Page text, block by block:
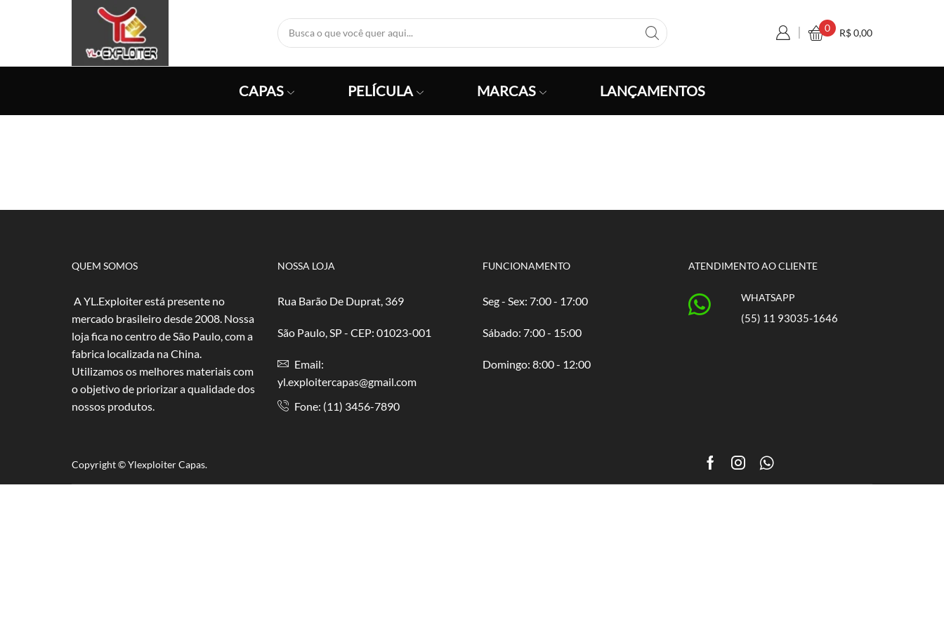
0 R$0,00
CAPAS PELÍCULA MARCAS LANÇAMENTOS
QUEM SOMOS
A YL.Exploiter está presente no
mercado brasileiro desde 2008. Nossa
loja fica no centro de São Paulo, com a
fabrica localizada na China.
Utilizamos os melhores materiais com
o objetivo de priorizar a qualidade dos
nossos produtos.
NOSSA LOJA
Rua Barão De Duprat, 369
São Paulo, SP - CEP: 01023-001
Email:
yl.exploitercapas@gmail.com
Fone: (11) 3456-7890
FUNCIONAMENTO
Seg - Sex: 7:00 - 17:00
​​Sábado: 7:00 - 15:00
​Domingo: 8:00 - 12:00
ATENDIMENTO AO CLIENTE
WHATSAPP
(55) 11 93035-1646
Copyright © Ylexploiter Capas. Facebook
InstagramWhatsapp